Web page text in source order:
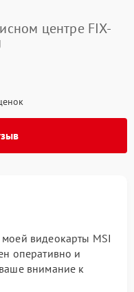
центре FIX-
видеокарты MSI
оперативно и
внимание к